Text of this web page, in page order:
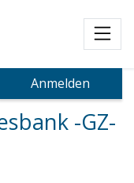
Anmelden
-GZ-